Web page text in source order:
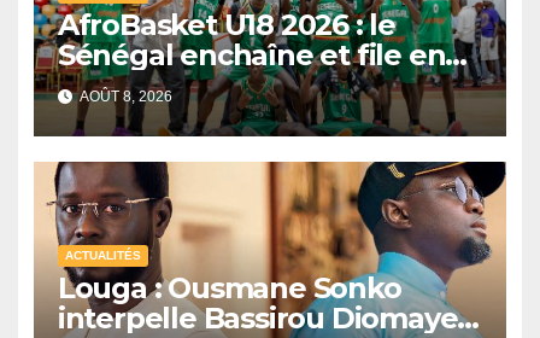
AfroBasket U18 2026 : le
Sénégal enchaîne et file en
quarts de finale
AOÛT 8, 2026
ACTUALITÉS
Louga : Ousmane Sonko
interpelle Bassirou Diomaye